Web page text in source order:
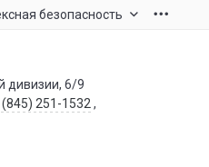
безопасность
дивизии, 6/9
(845) 251-1532 ,